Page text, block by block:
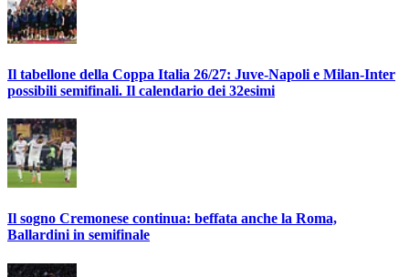
Il tabellone della Coppa Italia 26/27: Juve-Napoli e Milan-Inter
possibili semifinali. Il calendario dei 32esimi
Il sogno Cremonese continua: beffata anche la Roma,
Ballardini in semifinale